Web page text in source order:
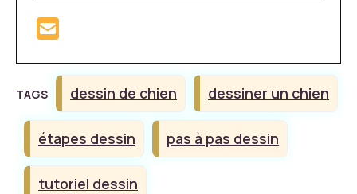
Étiquettes
dessin de chien dessiner un chien
étapes dessin pas à pas dessin
tutoriel dessin